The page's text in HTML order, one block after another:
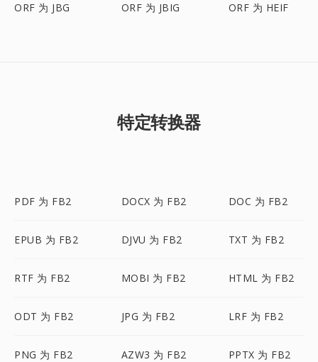
ORF 为 JBG ORF 为 JBIG ORF 为 HEIF
特定转换器
PDF 为 FB2 DOCX 为 FB2 DOC 为 FB2
EPUB 为 FB2 DJVU 为 FB2 TXT 为 FB2
RTF 为 FB2 MOBI 为 FB2 HTML 为 FB2
ODT 为 FB2 JPG 为 FB2 LRF 为 FB2
PNG 为 FB2 AZW3 为 FB2 PPTX 为 FB2